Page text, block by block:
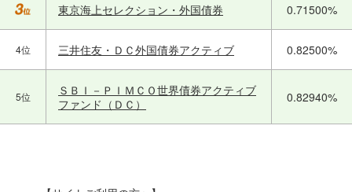
東京海上セレクション・外国債券 0.71500%
4位 三井住友・ＤＣ外国債券アクティブ 0.82500%
5位
ＳＢＩ－ＰＩＭＣＯ世界債券アクティブ
ファンド（ＤＣ）
0.82940%